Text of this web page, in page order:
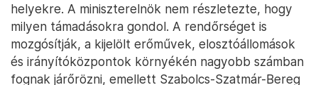
helyekre. A miniszterelnök nem részletezte, hogy
milyen támadásokra gondol. A rendőrséget is
mozgósítják, a kijelölt erőművek, elosztóállomások
és irányítóközpontok környékén nagyobb számban
fognak járőrözni, emellett Szabolcs-Szatmár-Bereg